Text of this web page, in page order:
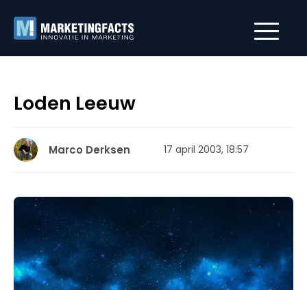
Loden Leeuw
Marco Derksen 17 april 2003, 18:57